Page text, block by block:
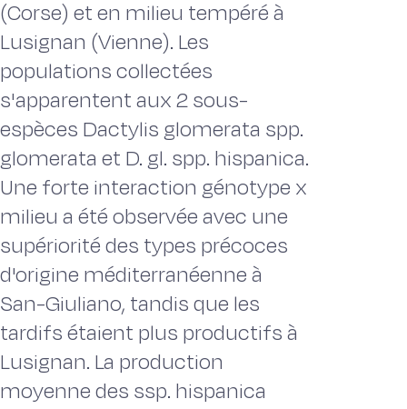
(Corse) et en milieu tempéré à
Lusignan (Vienne). Les
populations collectées
s'apparentent aux 2 sous-
espèces Dactylis glomerata spp.
glomerata et D. gl. spp. hispanica.
Une forte interaction génotype x
milieu a été observée avec une
supériorité des types précoces
d'origine méditerranéenne à
San-Giuliano, tandis que les
tardifs étaient plus productifs à
Lusignan. La production
moyenne des ssp. hispanica